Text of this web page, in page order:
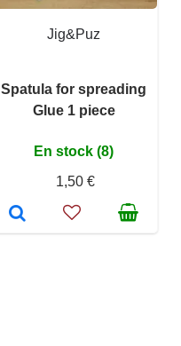
Jig&Puz
Spatula for spreading
Glue 1 piece
En stock (8)
1,50 €